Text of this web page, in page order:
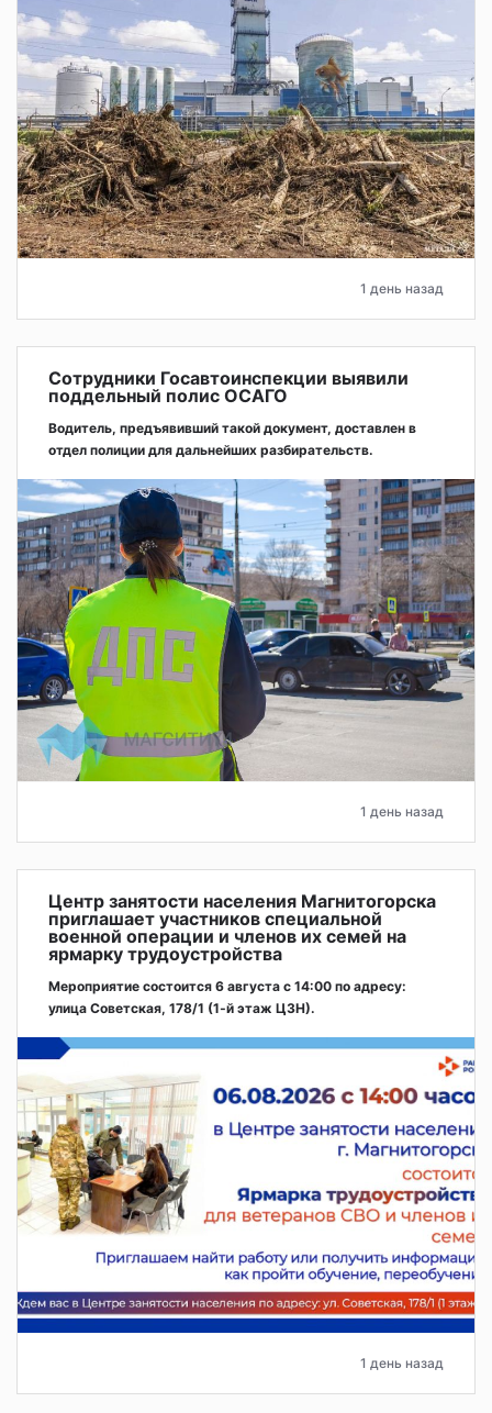
1 день назад
Сотрудники Госавтоинспекции выявили
поддельный полис ОСАГО
Водитель, предъявивший такой документ, доставлен в
отдел полиции для дальнейших разбирательств.
1 день назад
Центр занятости населения Магнитогорска
приглашает участников специальной
военной операции и членов их семей на
ярмарку трудоустройства
Мероприятие состоится 6 августа с 14:00 по адресу:
улица Советская, 178/1 (1‑й этаж ЦЗН).
1 день назад